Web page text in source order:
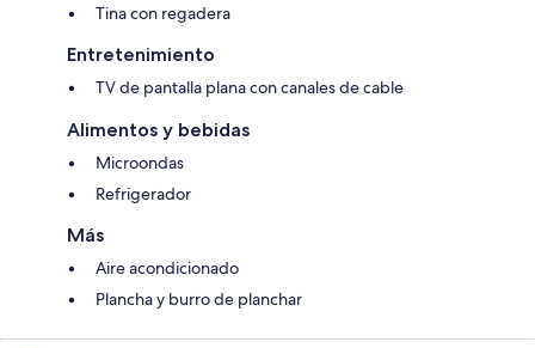
Tina con regadera
Entretenimiento
TV de pantalla plana con canales de cable
Alimentos y bebidas
Microondas
Refrigerador
Más
Aire acondicionado
Plancha y burro de planchar